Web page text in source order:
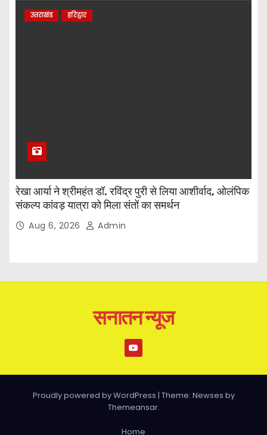
उत्तराखंड हरिद्वार
रेखा आर्या ने श्रीमहंत डॉ. रविंद्र पुरी से लिया आशीर्वाद, ओलंपिक
संकल्प कांवड़ यात्रा को मिला संतों का समर्थन
Aug 6, 2026 Admin
सनातन न्यूज
Proudly powered by WordPress | Theme: Newses by
Themeansar.
Home